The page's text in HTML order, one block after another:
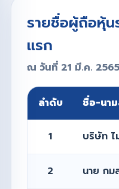
รายชื่อผู้ถือหุ้น
แรก
ณ วันที่ 21 มี.ค. 2565
ลำดับ ชื่อ-นา
1 บริษัท ไ
2 นาย กม